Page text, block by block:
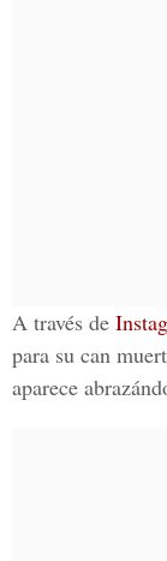
A través de
para su can
aparece